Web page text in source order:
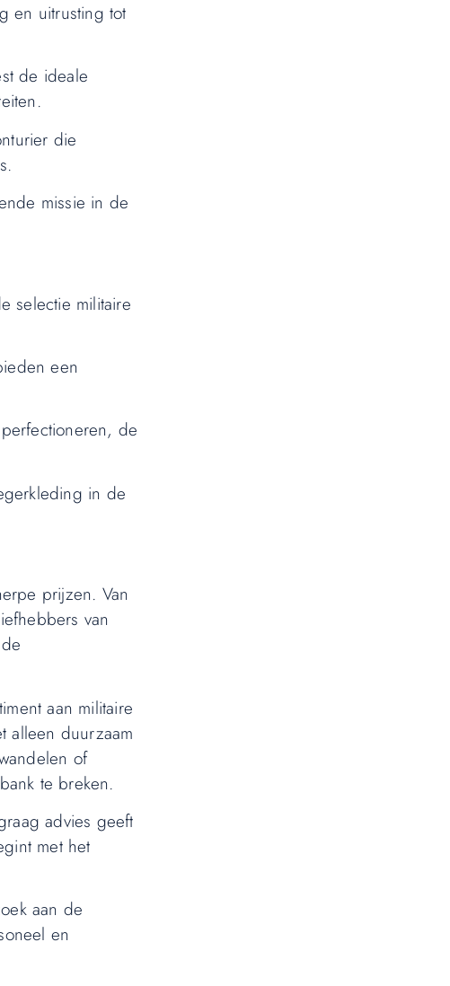
en uitrusting tot
de ideale
die
missie in de
selectie militaire
een
de
in de
prijzen. Van
van
aan militaire
alleen duurzaam
of
te breken.
advies geeft
met het
aan de
en